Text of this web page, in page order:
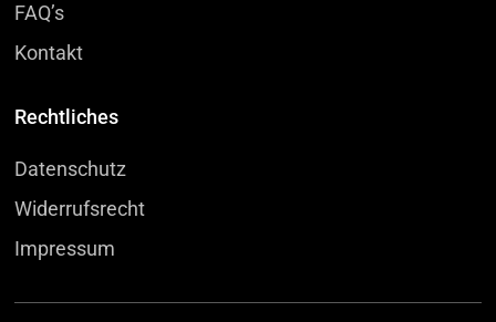
FAQ’s
Kontakt
Rechtliches
Datenschutz
Widerrufsrecht
Impressum